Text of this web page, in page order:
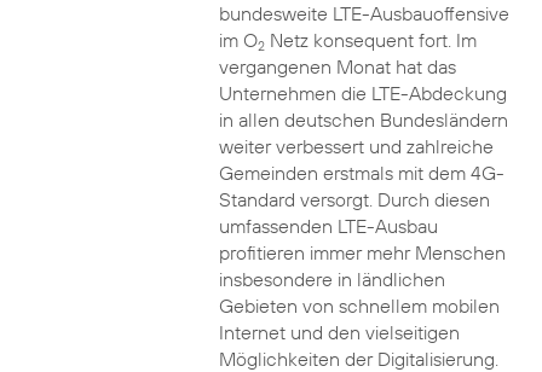
bundesweite LTE-Ausbauoffensive
im O2Netz konsequent fort. Im
vergangenen Monat hat das
Unternehmen die LTE-Abdeckung
in allen deutschen Bundesländern
weiter verbessert und zahlreiche
Gemeinden erstmals mit dem 4G-
Standard versorgt. Durch diesen
umfassenden LTE-Ausbau
profitieren immer mehr Menschen
insbesondere in ländlichen
Gebieten von schnellem mobilen
Internet und den vielseitigen
Möglichkeiten der Digitalisierung.